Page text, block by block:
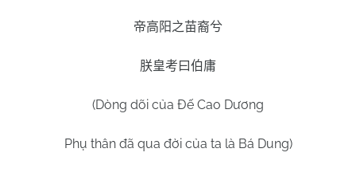
帝高阳之苗裔兮
朕皇考曰伯庸
(Dòng dõi của Đế Cao Dương
Phụ thân đã qua đời của ta là Bá Dung)